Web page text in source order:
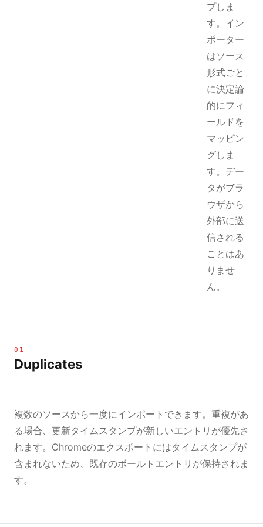
プしま
す。イン
ポーター
はソース
形式ごと
に決定論
的にフィ
ールドを
マッピン
グしま
す。デー
タがブラ
ウザから
外部に送
信される
ことはあ
りませ
ん。
01
Duplicates
複数のソースから一度にインポートできます。重複があ
る場合、更新タイムスタンプが新しいエントリが優先さ
れます。Chromeのエクスポートにはタイムスタンプが
含まれないため、既存のボールトエントリが保持されま
す。